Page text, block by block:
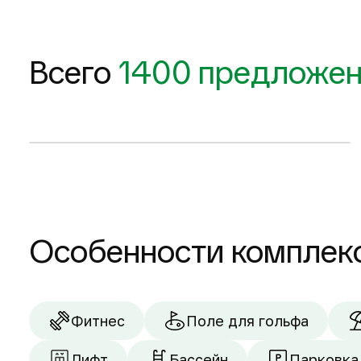
Всего 1400
Запросить планировку
Особенности
Фитнес Поле для гольфа